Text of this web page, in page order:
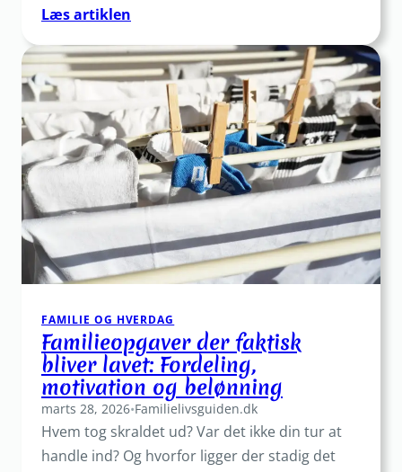
Læs artiklen
for
alle:
Sikker
skolevej
og
sjove
ture
i
weekenden
FAMILIE OG HVERDAG
Familieopgaver der faktisk
bliver lavet: Fordeling,
motivation og belønning
marts 28, 2026•Familielivsguiden.dk
Hvem tog skraldet ud? Var det ikke din tur at
handle ind? Og hvorfor ligger der stadig det